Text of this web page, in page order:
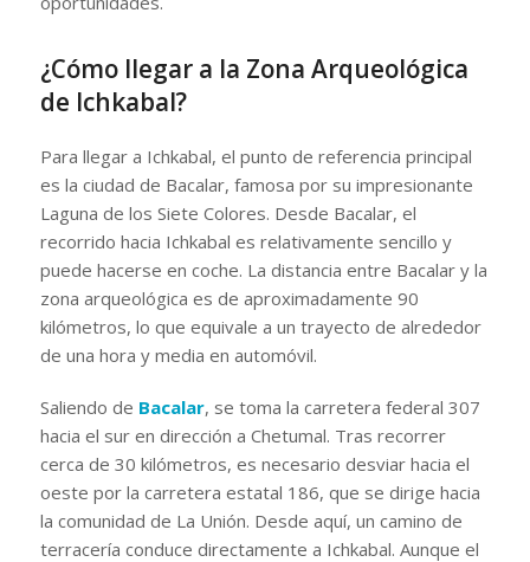
¿Cómo llegar a la Zona Arqueológica
de Ichkabal?
Para llegar a Ichkabal, el punto de referencia principal
es la ciudad de Bacalar, famosa por su impresionante
Laguna de los Siete Colores. Desde Bacalar, el
recorrido hacia Ichkabal es relativamente sencillo y
puede hacerse en coche. La distancia entre Bacalar y la
zona arqueológica es de aproximadamente 90
kilómetros, lo que equivale a un trayecto de alrededor
de una hora y media en automóvil.
Saliendo de Bacalar, se toma la carretera federal 307
hacia el sur en dirección a Chetumal. Tras recorrer
cerca de 30 kilómetros, es necesario desviar hacia el
oeste por la carretera estatal 186, que se dirige hacia
la comunidad de La Unión. Desde aquí, un camino de
terracería conduce directamente a Ichkabal. Aunque el